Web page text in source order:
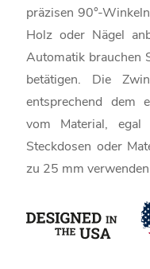
präzisen 90°-
Holz oder Nägel
Automatik brauchen
betätigen. Die
entsprechend dem
vom Material,
Steckdosen oder
zu 25 mm